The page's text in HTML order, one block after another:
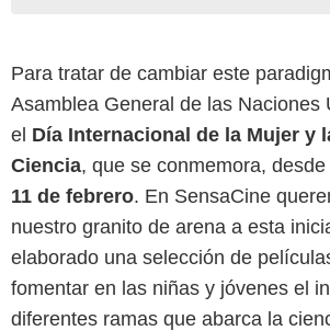
Para tratar de cambiar este
Asamblea General de las Naciones
el Día Internacional de la Mujer y
Ciencia, que se conmemora,
11 de febrero. En SensaCine
nuestro granito de arena a esta
elaborado una selección de
fomentar en las niñas y jóvenes el
diferentes ramas que abarca la